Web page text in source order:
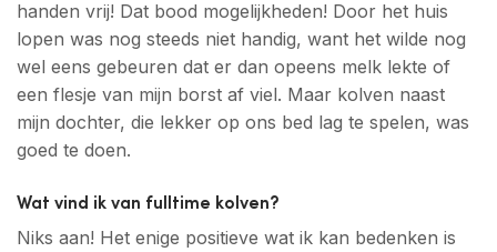
handen vrij! Dat bood mogelijkheden! Door het huis
lopen was nog steeds niet handig, want het wilde nog
wel eens gebeuren dat er dan opeens melk lekte of
een flesje van mijn borst af viel. Maar kolven naast
mijn dochter, die lekker op ons bed lag te spelen, was
goed te doen.
Wat vind ik van fulltime kolven?
Niks aan! Het enige positieve wat ik kan bedenken is